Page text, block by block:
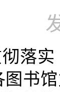
落
图书